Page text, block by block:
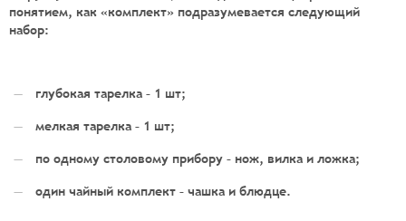
понятием, как «комплект» подразумевается следующий
набор:
глубокая тарелка – 1 шт;
мелкая тарелка – 1 шт;
по одному столовому прибору – нож, вилка и ложка;
один чайный комплект – чашка и блюдце.